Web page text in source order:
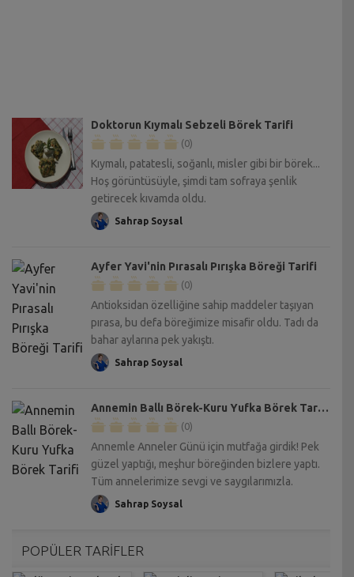
Doktorun Kıymalı Sebzeli Börek Tarifi
(0)
Kıymalı, patatesli, soğanlı, misler gibi bir börek...
Hoş görüntüsüyle, şimdi tam sofraya şenlik
getirecek kıvamda oldu.
Sahrap Soysal
Ayfer Yavi'nin Pırasalı Pırışka Böreği Tarifi
(0)
Antioksidan özelliğine sahip maddeler taşıyan
pırasa, bu defa böreğimize misafir oldu. Tadı da
bahar aylarına pek yakıştı.
Sahrap Soysal
Annemin Ballı Börek-Kuru Yufka Börek Tarifi
(0)
Annemle Anneler Günü için mutfağa girdik! Pek
güzel yaptığı, meşhur böreğinden bizlere yaptı.
Tüm annelerimize sevgi ve saygılarımızla.
Sahrap Soysal
POPÜLER TARİFLER